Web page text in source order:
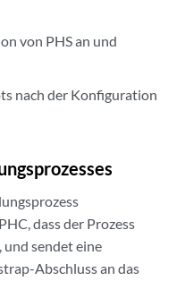
von PHS an und
nach der Konfiguration
dass der Prozess
und sendet eine
Abschluss an das